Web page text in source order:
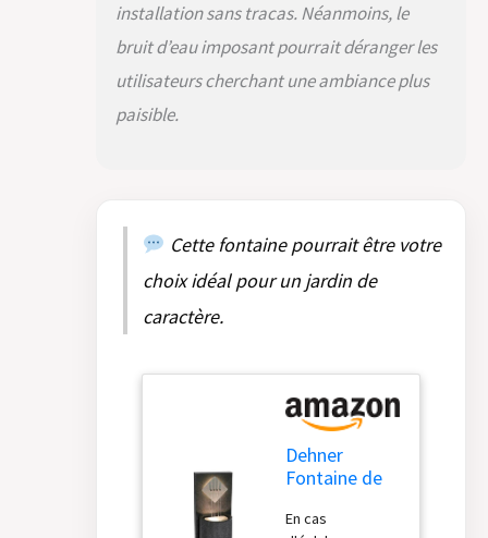
installation sans tracas. Néanmoins, le
bruit d’eau imposant pourrait déranger les
utilisateurs cherchant une ambiance plus
paisible.
Cette fontaine pourrait être votre
choix idéal pour un jardin de
caractère.
Dehner
Fontaine de
- Fontaine
En cas